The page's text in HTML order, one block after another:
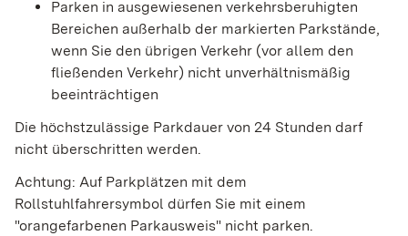
Parken in ausgewiesenen verkehrsberuhigten
Bereichen außerhalb der markierten Parkstände,
wenn Sie den übrigen Verkehr (vor allem den
fließenden Verkehr) nicht unverhältnismäßig
beeinträchtigen
Die höchstzulässige Parkdauer von 24 Stunden darf
nicht überschritten werden.
Achtung: Auf Parkplätzen mit dem
Rollstuhlfahrersymbol dürfen Sie mit einem
"orangefarbenen Parkausweis" nicht parken.